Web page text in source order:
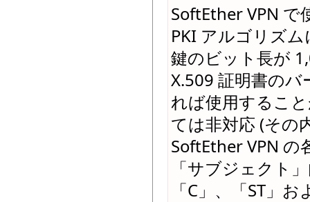
SoftEther VPN で
PKI アルゴリズ
鍵のビット長が
X.509 証明書の
れば使用するこ
ては非対応 (その
SoftEther VPN
「サブジェクト
「C」、「ST」